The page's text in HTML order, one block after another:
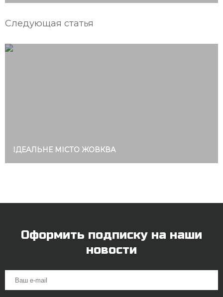
Следующая статья
ІДЕАЛЬНЕ МІСТО ЖОВКВА
Оформить подписку на наши
новости